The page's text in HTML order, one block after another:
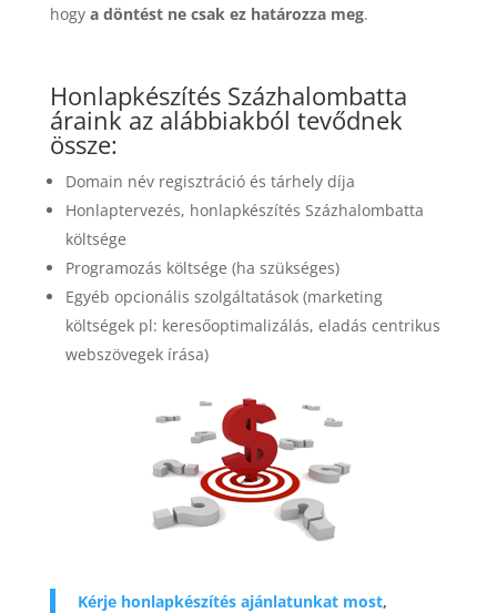
hogy a döntést ne csak ez határozza meg.
Honlapkészítés Százhalombatta
áraink az alábbiakból tevődnek
össze:
Domain név regisztráció és tárhely díja
Honlaptervezés, honlapkészítés Százhalombatta
költsége
Programozás költsége (ha szükséges)
Egyéb opcionális szolgáltatások (marketing
költségek pl: keresőoptimalizálás, eladás centrikus
webszövegek írása)
Kérje honlapkészítés ajánlatunkat most,